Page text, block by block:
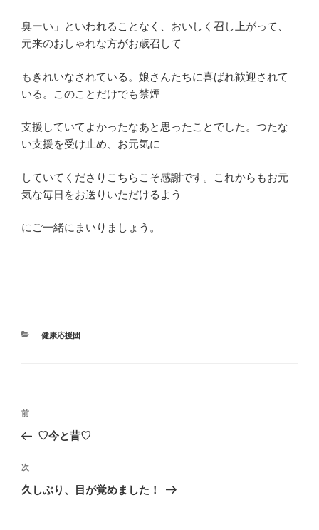
臭ーい」といわれることなく、おいしく召し上がって、
元来のおしゃれな方がお歳召して
もきれいなされている。娘さんたちに喜ばれ歓迎されて
いる。このことだけでも禁煙
支援していてよかったなあと思ったことでした。つたな
い支援を受け止め、お元気に
していてくださりこちらこそ感謝です。これからもお元
気な毎日をお送りいただけるよう
にご一緒にまいりましょう。
カ
健康応援団
投
ナ
ビ
ゲ
前
の
稿
前
♡今と昔♡
次
の
次
久しぶり、目が覚めました！